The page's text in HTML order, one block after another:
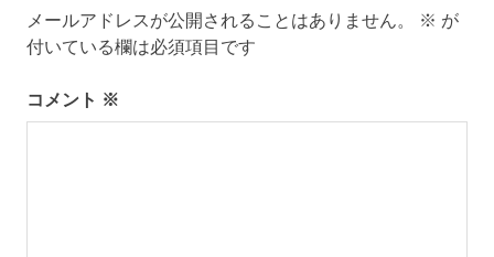
ン
メールアドレスが公開されることはありません。 ※ が
付いている欄は必須項目です
コメント ※